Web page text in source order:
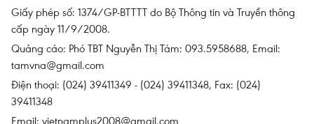
Giấy phép số: 1374/GP-BTTTT do Bộ Thông tin và Truyền thông
cấp ngày 11/9/2008.
Quảng cáo: Phó TBT Nguyễn Thị Tám: 093.5958688, Email:
tamvna@gmail.com
Điện thoại: (024) 39411349 - (024) 39411348, Fax: (024)
39411348
Email: vietnamplus2008@gmail.com